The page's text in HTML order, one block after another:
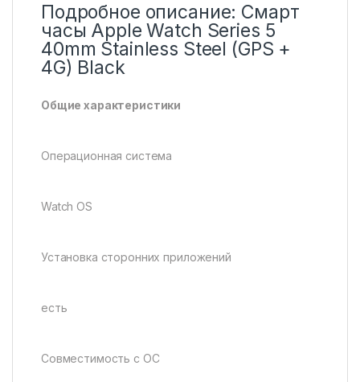
Подробное описание: Смарт
часы Apple Watch Series 5
40mm Stainless Steel (GPS +
4G) Black
Общие характеристики
Операционная система
Watch OS
Установка сторонних приложений
есть
Совместимость с ОС